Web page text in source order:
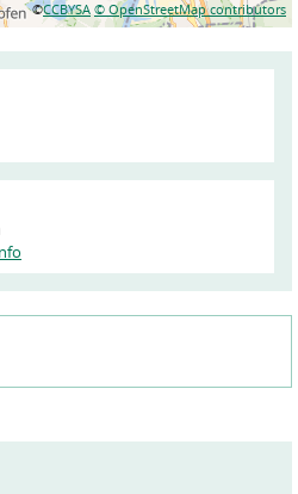
©CCBYSA © OpenStreetMap contributors